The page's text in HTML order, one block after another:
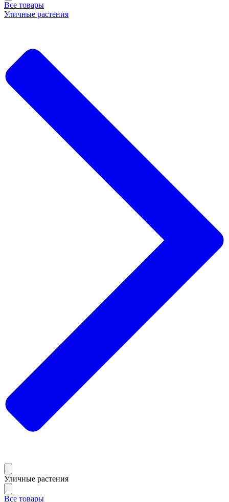
Все товары
Уличные растения
Уличные растения
Все товары